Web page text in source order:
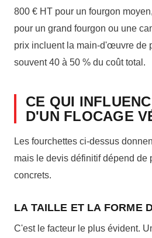
800 € HT pour un fourgon
pour un grand fourgon ou une
prix incluent la main-d'œuvre de
souvent 40 à 50 % du coût total.
CE QUI
D'UN FLOCAGE
Les fourchettes ci-dessus
mais le devis définitif dépend de
concrets.
LA TAILLE ET LA FORME
C'est le facteur le plus évident.